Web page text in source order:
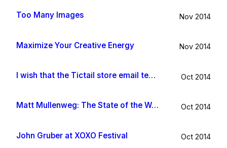
Too Many Images Nov 2014
Maximize Your Creative Energy Nov 2014
I wish that the Tictail store email template would be improved Oct 2014
Matt Mullenweg: The State of the Word 2014 Oct 2014
John Gruber at XOXO Festival Oct 2014